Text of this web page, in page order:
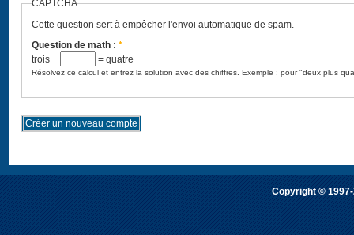
CAPTCHA
Cette question sert à empêcher l'envoi automatique de spam.
Question de math : *
trois +
= quatre
Résolvez ce calcul et entrez la solution avec des chiffres. Exemple : pour "deux plus
Copyright ©